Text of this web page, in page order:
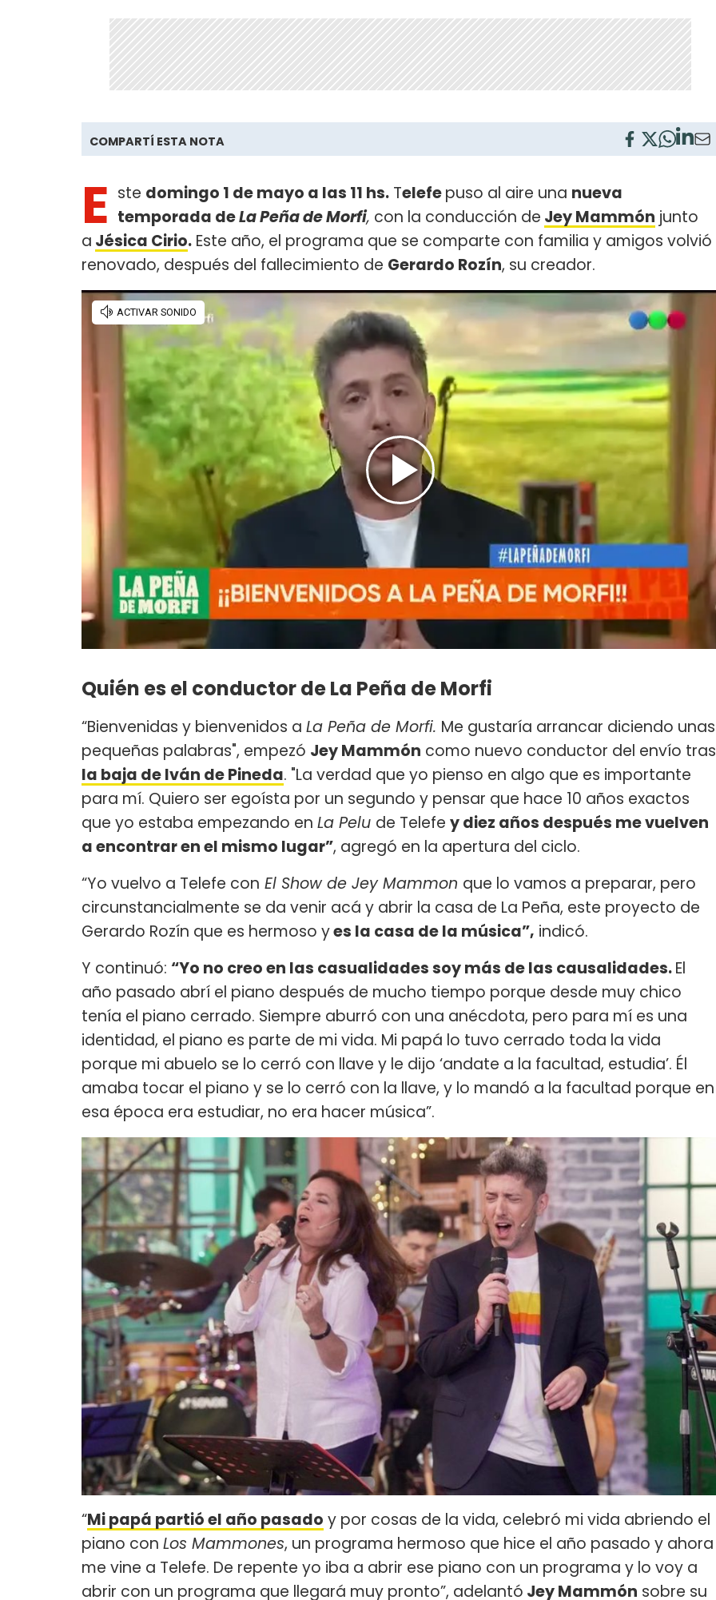
COMPARTÍ ESTA NOTA
E ste domingo 1 de mayo a las 11 hs. Telefepuso al aire una nueva
temporada deLa Peña de Morfi, con la conducción de Jey Mammón junto
a Jésica Cirio. Este año, el programa que se comparte con familia y amigos volvió
renovado, después del fallecimiento de Gerardo Rozín, su creador.
Quién es el conductor de La Peña de Morfi
“Bienvenidas y bienvenidos a La Peña de Morfi. Me gustaría arrancar diciendo unas
pequeñas palabras", empezó Jey Mammón como nuevo conductor del envío tras
la baja de Iván de Pineda. "La verdad que yo pienso en algo que es importante
para mí. Quiero ser egoísta por un segundo y pensar que hace 10 años exactos
que yo estaba empezando en La Pelu de Telefe y diez años después me vuelven
a encontrar en el mismo lugar”, agregó en la apertura del ciclo.
“Yo vuelvo a Telefe con El Show de Jey Mammon que lo vamos a preparar, pero
circunstancialmente se da venir acá y abrir la casa de La Peña, este proyecto de
Gerardo Rozín que es hermoso yes la casa de la música”, indicó.
Y continuó: “Yo no creo en las casualidades soy más de las causalidades.El
año pasado abrí el piano después de mucho tiempo porque desde muy chico
tenía el piano cerrado. Siempre aburró con una anécdota, pero para mí es una
identidad, el piano es parte de mi vida. Mi papá lo tuvo cerrado toda la vida
porque mi abuelo se lo cerró con llave y le dijo ‘andate a la facultad, estudia’. Él
amaba tocar el piano y se lo cerró con la llave, y lo mandó a la facultad porque en
esa época era estudiar, no era hacer música”.
“Mi papá partió el año pasado y por cosas de la vida, celebró mi vida abriendo el
piano con Los Mammones, un programa hermoso que hice el año pasado y ahora
me vine a Telefe. De repente yo iba a abrir ese piano con un programa y lo voy a
abrir con un programa que llegará muy pronto”, adelantó Jey Mammón sobre su